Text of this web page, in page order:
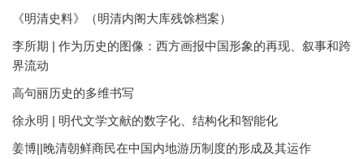
《明清史料》（明清内阁大库残馀档案）
李所期 | 作为历史的图像：西方画报中国形象的再现、叙事和跨
界流动
高句丽历史的多维书写
徐永明 | 明代文学文献的数字化、结构化和智能化
姜博||晚清朝鲜商民在中国内地游历制度的形成及其运作